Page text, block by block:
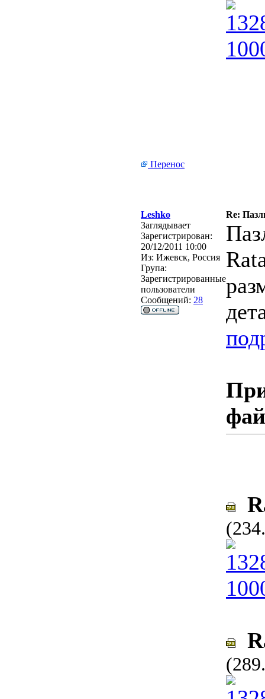
Перенос
Leshko
Re:
Заглядывает
Зарегистрирован:
20/12/2011 10:00
Из: Ижевск, Россия
Група:
Зарегистрированные
пользователи
Сообщений: 28